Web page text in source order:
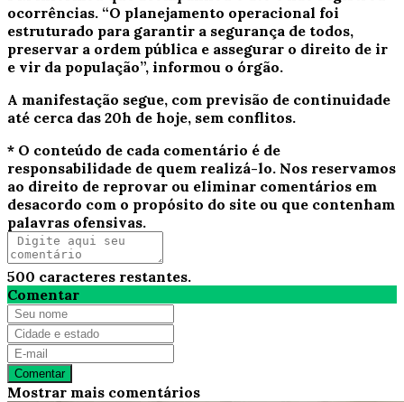
ocorrências. “O planejamento operacional foi
estruturado para garantir a segurança de todos,
preservar a ordem pública e assegurar o direito de ir
e vir da população”, informou o órgão.
A manifestação segue, com previsão de continuidade
até cerca das 20h de hoje, sem conflitos.
* O conteúdo de cada comentário é de
responsabilidade de quem realizá-lo. Nos reservamos
ao direito de reprovar ou eliminar comentários em
desacordo com o propósito do site ou que contenham
palavras ofensivas.
500 caracteres restantes.
Comentar
Comentar
Mostrar mais comentários